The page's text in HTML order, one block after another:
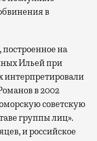
в
на
Ильей при
интерпретировали
в 2002
советскую
группы лиц».
и российское